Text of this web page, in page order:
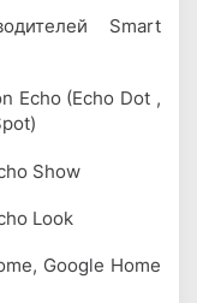
Smart
Echo (Echo Dot ,
Show
Look
Google Home